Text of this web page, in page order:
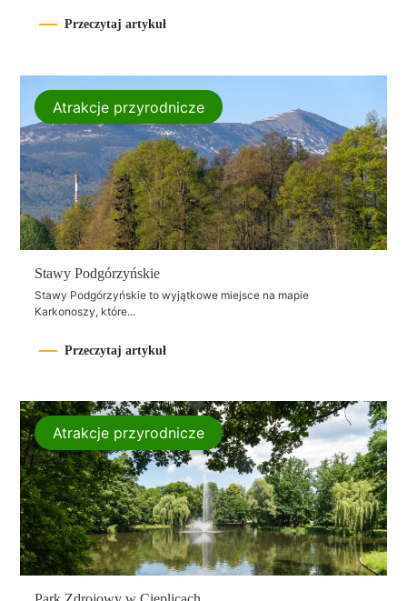
Przeczytaj artykuł
Stawy Podgórzyńskie
Stawy Podgórzyńskie to wyjątkowe miejsce na mapie
Karkonoszy, które...
Przeczytaj artykuł
Atrakcje przyrodnicze
Atrakcje przyrodnicze